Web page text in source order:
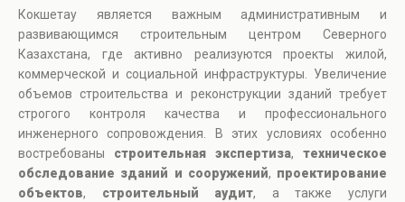
Кокшетау является важным административным и
развивающимся строительным центром Северного
Казахстана, где активно реализуются проекты жилой,
коммерческой и социальной инфраструктуры. Увеличение
объемов строительства и реконструкции зданий требует
строгого контроля качества и профессионального
инженерного сопровождения. В этих условиях особенно
востребованы строительная экспертиза, техническое
обследование зданий и сооружений, проектирование
объектов, строительный аудит, а также услуги